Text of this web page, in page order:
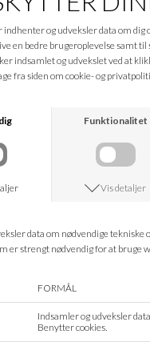
2307799007-3760
Informationer
Returret?
Spørg om